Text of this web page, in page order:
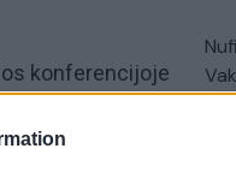
konferencijoje
Į pagalbą